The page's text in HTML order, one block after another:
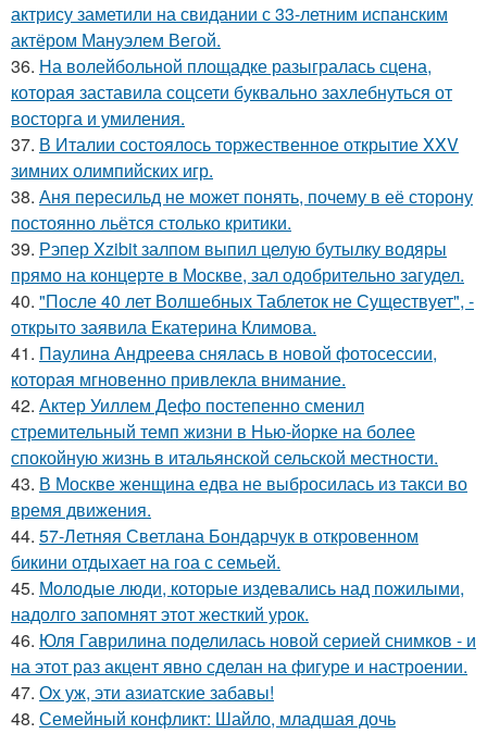
актрису заметили на свидании с 33-летним испанским
актёром Мануэлем Вегой.
36. На волейбольной площадке разыгралась сцена,
которая заставила соцсети буквально захлебнуться от
восторга и умиления.
37. В Италии состоялось торжественное открытие XXV
зимних олимпийских игр.
38. Аня пересильд не может понять, почему в её сторону
постоянно льётся столько критики.
39. Рэпер Xzibit залпом выпил целую бутылку водяры
прямо на концерте в Москве, зал одобрительно загудел.
40. "После 40 лет Волшебных Таблеток не Существует", -
открыто заявила Екатерина Климова.
41. Паулина Андреева снялась в новой фотосессии,
которая мгновенно привлекла внимание.
42. Актер Уиллем Дефо постепенно сменил
стремительный темп жизни в Нью-йорке на более
спокойную жизнь в итальянской сельской местности.
43. В Москве женщина едва не выбросилась из такси во
время движения.
44. 57-Летняя Светлана Бондарчук в откровенном
бикини отдыхает на гоа с семьей.
45. Молодые люди, которые издевались над пожилыми,
надолго запомнят этот жесткий урок.
46. Юля Гаврилина поделилась новой серией снимков - и
на этот раз акцент явно сделан на фигуре и настроении.
47. Ох уж, эти азиатские забавы!
48. Семейный конфликт: Шайло, младшая дочь